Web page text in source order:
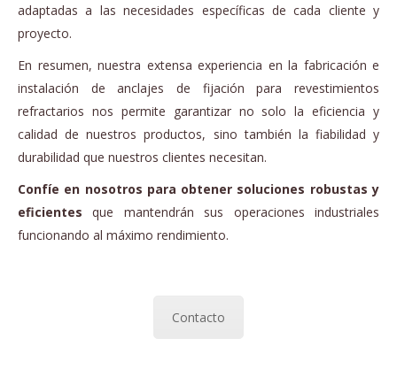
adaptadas a las necesidades específicas de cada cliente y
proyecto.
En resumen, nuestra extensa experiencia en la fabricación e
instalación de anclajes de fijación para revestimientos
refractarios nos permite garantizar no solo la eficiencia y
calidad de nuestros productos, sino también la fiabilidad y
durabilidad que nuestros clientes necesitan.
Confíe en nosotros para obtener soluciones robustas y
eficientes que mantendrán sus operaciones industriales
funcionando al máximo rendimiento.
Contacto